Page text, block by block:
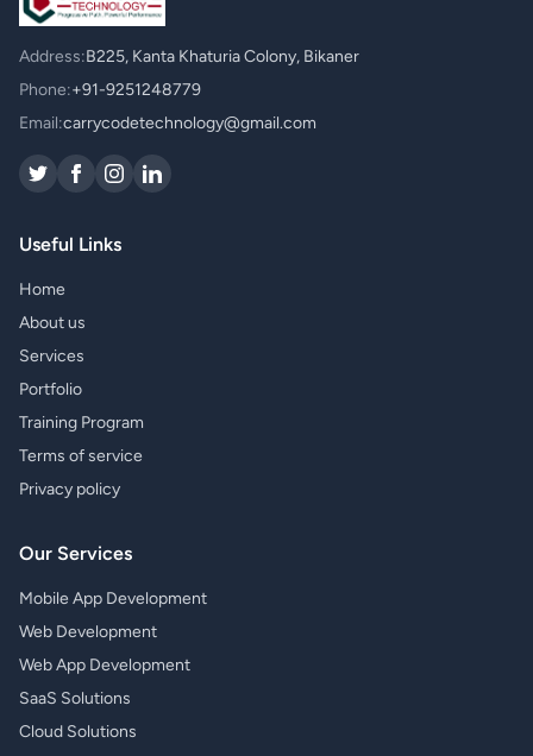
Address:B225, Kanta Khaturia Colony, Bikaner
Phone:+91-9251248779
Email:carrycodetechnology@gmail.com
Useful Links
Home
About us
Services
Portfolio
Training Program
Terms of service
Privacy policy
Our Services
Mobile App Development
Web Development
Web App Development
SaaS Solutions
Cloud Solutions